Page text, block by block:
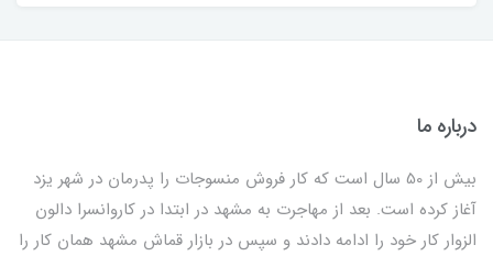
درباره ما
بیش از 50 سال است که کار فروش منسوجات را پدرمان در شهر یزد
آغاز کرده است. بعد از مهاجرت به مشهد در ابتدا در کاروانسرا دالون
الزوار کار خود را ادامه دادند و سپس در بازار قماش مشهد همان کار را